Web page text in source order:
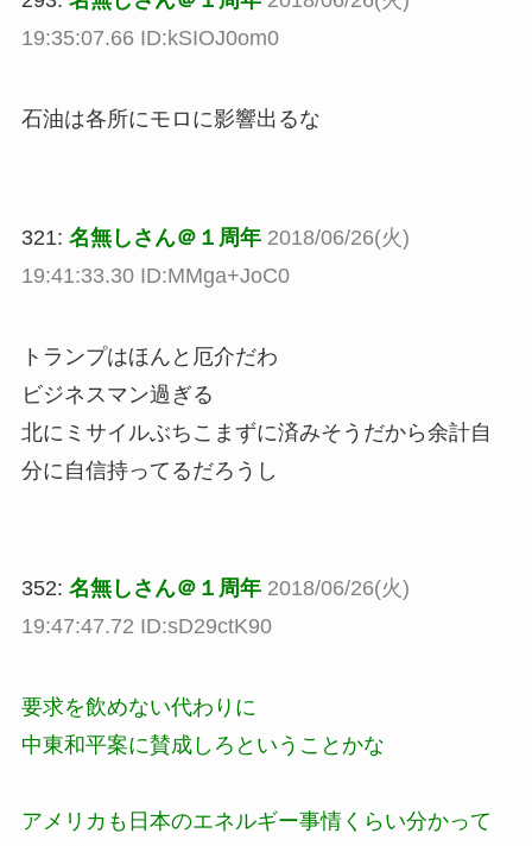
19:35:07.66 ID:kSIOJ0om0
石油は各所にモロに影響出るな
321: 名無しさん＠１周年 2018/06/26(火)
19:41:33.30 ID:MMga+JoC0
トランプはほんと厄介だわ
ビジネスマン過ぎる
北にミサイルぶちこまずに済みそうだから余計自
分に自信持ってるだろうし
352: 名無しさん＠１周年 2018/06/26(火)
19:47:47.72 ID:sD29ctK90
要求を飲めない代わりに
中東和平案に賛成しろということかな
アメリカも日本のエネルギー事情くらい分かって